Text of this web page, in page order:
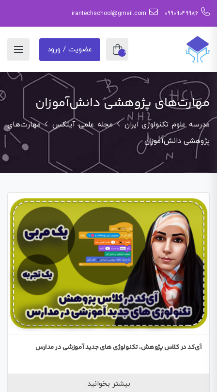
09909049986
irantechschool@gmail.com
0 عضویت / ورود
مهارت‌های پژوهشی دانش‌آموزان
مدرسه علوم تکنولوژی ایران مجله علمی آیتکس
مهارت‌های
پژوهشی دانش‌آموزان
آی‌کد در کلاس پژوهش، تکنولوژی های جدید آموزشی در مدارس
بیشتر بخوانید